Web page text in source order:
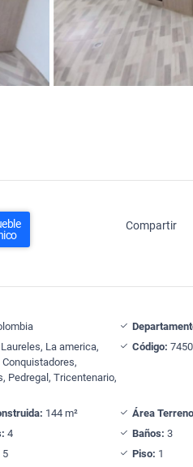
Compartir
La america,
Conquistadores,
Pedregal, Tricentenario,
Código:
144 m² Área
4 Baños: 3
5 Piso: 1